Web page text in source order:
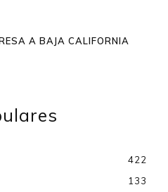
A BAJA CALIFORNIA
422
133